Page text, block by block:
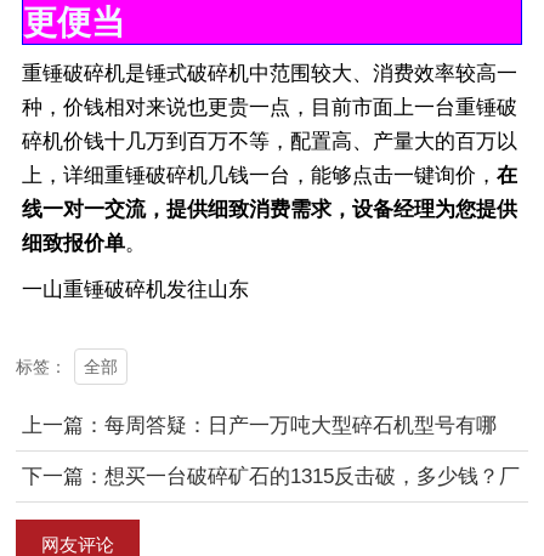
更便当
重锤破碎机是锤式破碎机中范围较大、消费效率较高一
种，价钱相对来说也更贵一点，目前市面上一台重锤破
碎机价钱十几万到百万不等，配置高、产量大的百万以
上，详细重锤破碎机几钱一台，能够点击一键询价 ， 在
线一对一交流，提供细致消费需求，设备经理为您提供
细致报价单。
一山重锤破碎机发往山东
标签： 全部
上一篇：每周答疑：日产一万吨大型碎石机型号有哪
些？
下一篇：想买一台破碎矿石的1315反击破，多少钱？厂
家给送货吗？
网友评论